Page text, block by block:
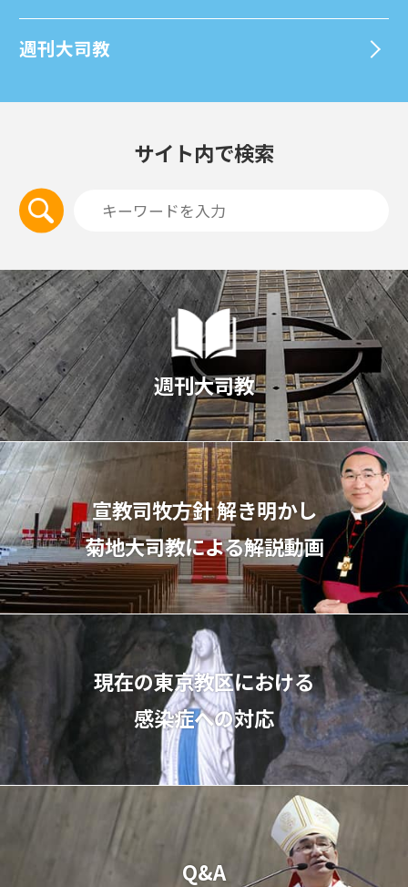
週刊⼤司教
サイト内で検索
週刊大司教
宣教司牧⽅針 解き明かし
菊地⼤司教による解説動画
現在の東京教区における
感染症への対応
Q&A